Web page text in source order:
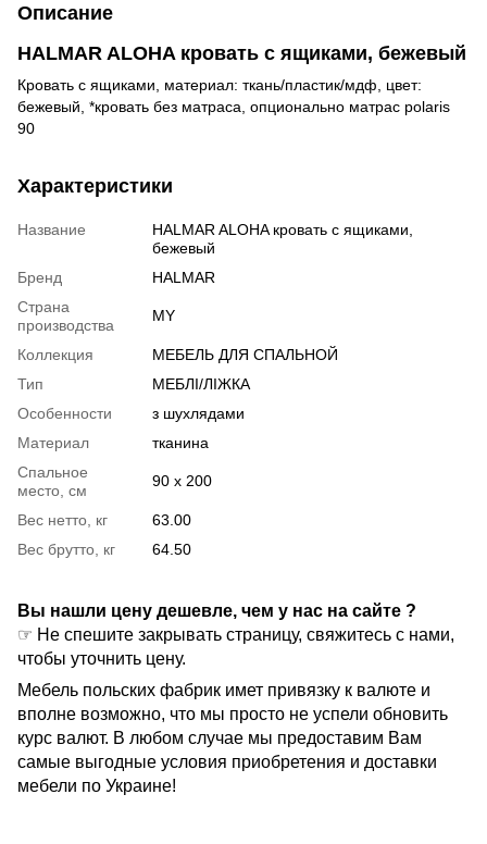
Описание
HALMAR ALOHA кровать с ящиками, бежевый
Кровать с ящиками, материал: ткань/пластик/мдф, цвет:
бежевый, *кровать без матраса, опционально матрас polaris
90
Характеристики
Название
HALMAR ALOHA кровать с ящиками,
бежевый
Бренд
HALMAR
Страна
производства
MY
Коллекция
МЕБЕЛЬ ДЛЯ СПАЛЬНОЙ
Тип
МЕБЛІ/ЛІЖКА
Особенности
з шухлядами
Материал
тканина
Спальное
место, см
90 x 200
Вес нетто, кг
63.00
Вес брутто, кг
64.50
Вы нашли цену дешевле, чем у нас на сайте ?
☞ Не спешите закрывать страницу, свяжитесь с нами,
чтобы уточнить цену.
Мебель польских фабрик имет привязку к валюте и
вполне возможно, что мы просто не успели обновить
курс валют. В любом случае мы предоставим Вам
самые выгодные условия приобретения и доставки
мебели по Украине!